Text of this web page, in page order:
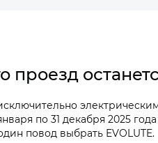
проезд
по 31 декабря 2025
повод выбрать EVOLUTE.